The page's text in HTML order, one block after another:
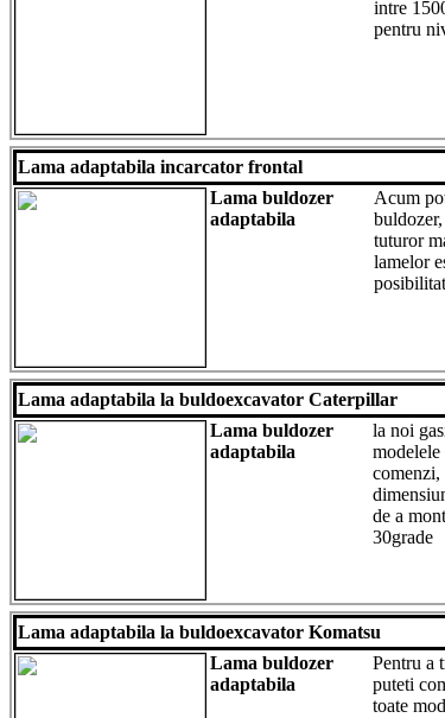
intre
pentru
Lama adaptabila incarcator frontal
Lama buldozer
adaptabila
Acum
tuturor
lamelor
Lama adaptabila la buldoexcavator Caterpillar
Lama buldozer
adaptabila
la noi
comenzi,
de a
30grade
Lama adaptabila la buldoexcavator Komatsu
Lama buldozer
adaptabila
Pentru a
puteti
toate